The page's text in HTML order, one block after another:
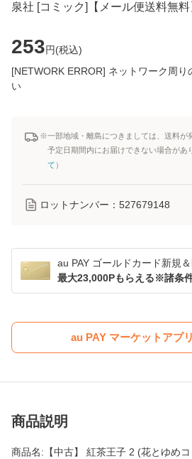
泉社 [コミック]【メール便送料無料
253円(税込)
[NETWORK ERROR] ネットワーク周り
い
※一部地域・離島につきましては、送料が
予定日期間内にお届けできない場合があ
て ）
ロットナンバー： 527679148
au PAY ゴールドカード新規
最大23,000Pもらえる※諸条
au PAY マーケットアプ
商品説明
商品名:【中古】 紅茶王子 2 (花とゆめ